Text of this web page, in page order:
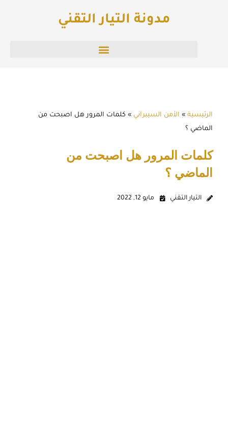
مدونة التيار التقني
الرئيسية » الأمن السيبراني » كلمات المرور هل اصبحت من
الماضي ؟
كلمات المرور هل اصبحت من
الماضي ؟
التيار التقني مايو 12, 2022